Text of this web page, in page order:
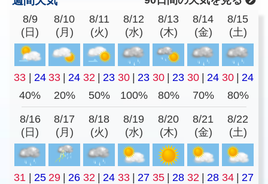
8/9
(日)
8/10
(月)
8/11
(火)
8/12
(水)
8/13
(木)
8/14
(金)
8/15
(土)
33 | 24 33 | 24 32 | 23 30 | 23 30 | 23 30 | 24 30 | 24
40%
20% 50% 100% 80% 70% 80%
8/16
(日)
8/17
(月)
8/18
(火)
8/19
(水)
8/20
(木)
8/21
(金)
8/22
(土)
31 | 25 29 | 26 32 | 24 33 | 27 35 | 28 32 | 28 34 | 27